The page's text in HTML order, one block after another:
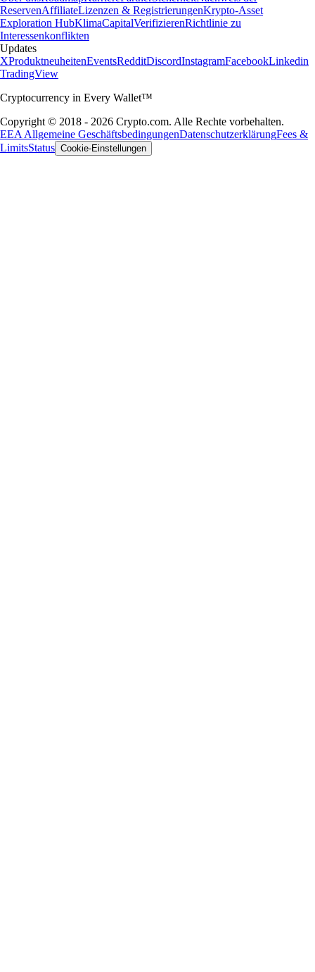
ReservenAffiliateLizenzen & RegistrierungenKrypto-Asset
Exploration HubKlimaCapitalVerifizierenRichtlinie zu
Interessenkonflikten
Updates
XProduktneuheitenEventsRedditDiscordInstagramFacebookLinkedin
TradingView
Cryptocurrency in Every Wallet™
Copyright © 2018 - 2026 Crypto.com. Alle Rechte vorbehalten.
EEA Allgemeine GeschäftsbedingungenDatenschutzerklärungFees &
LimitsStatus Cookie-Einstellungen